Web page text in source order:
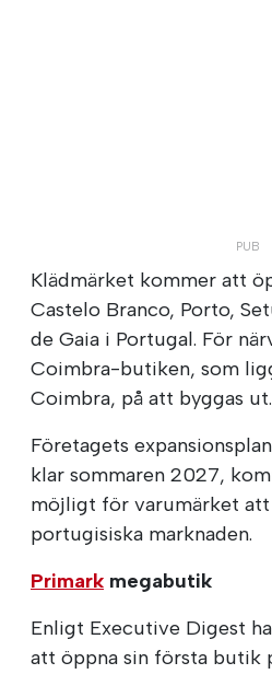
Klädmärket kommer att
Castelo Branco, Porto,
de Gaia i Portugal. För
Coimbra-butiken, som
Coimbra, på att byggas ut.
Företagets
klar sommaren 2027,
möjligt för varumärket att
portugisiska marknaden.
Primark megabutik
Enligt Executive Digest
att öppna sin första butik